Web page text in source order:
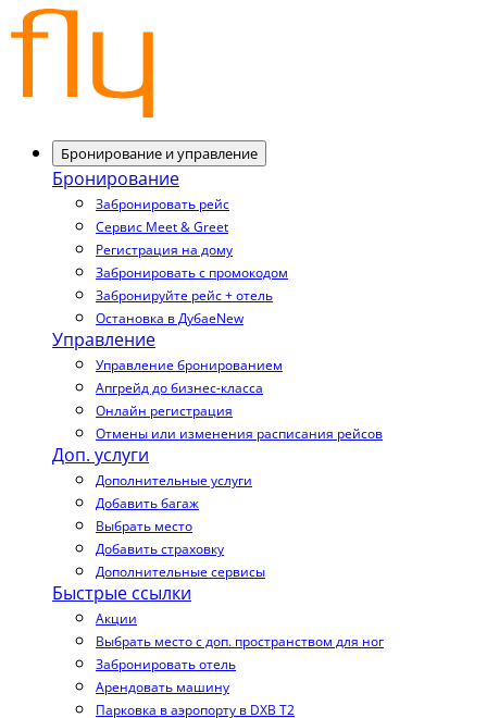
Бронирование и управление
Бронирование
Забронировать рейс
Сервис Meet & Greet
Регистрация на дому
Забронировать с промокодом
Забронируйте рейс + отель
Остановка в ДубаеNew
Управление
Управление бронированием
Апгрейд до бизнес-класса
Онлайн регистрация
Отмены или изменения расписания рейсов
Доп. услуги
Дополнительные услуги
Добавить багаж
Выбрать место
Добавить страховку
Дополнительные сервисы
Быстрые ссылки
Акции
Выбрать место с доп. пространством для ног
Забронировать отель
Арендовать машину
Парковка в аэропорту в DXB T2